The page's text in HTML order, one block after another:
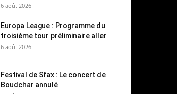
6 août 2026
Europa League : Programme du
troisième tour préliminaire aller
6 août 2026
Festival de Sfax : Le concert de
Boudchar annulé